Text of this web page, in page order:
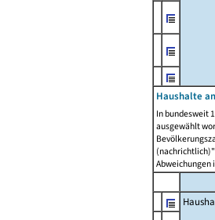
Haushalte
In bundesweit
ausgewählt
Abweichungen